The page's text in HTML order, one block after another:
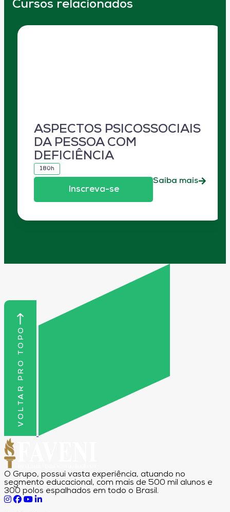
Cursos relacionados
ASPECTOS PSICOSSOCIAIS
DA PESSOA COM
DEFICIÊNCIA
180h
Inscreva-se
Saiba mais
VOLTAR PRO TOPO
O Grupo, possui vasta experiência, atuando no
segmento educacional, com mais de 500 mil alunos e
300 polos espalhados em todo o Brasil.